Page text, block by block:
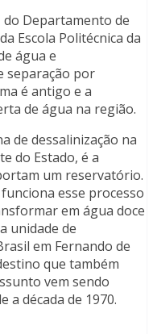
Departamento de
Escola Politécnica da
água e
separação por
é antigo e a
de água na região.
de dessalinização na
do Estado, é a
um reservatório.
esse processo
em água doce
unidade de
em Fernando de
que também
vem sendo
a década de 1970.